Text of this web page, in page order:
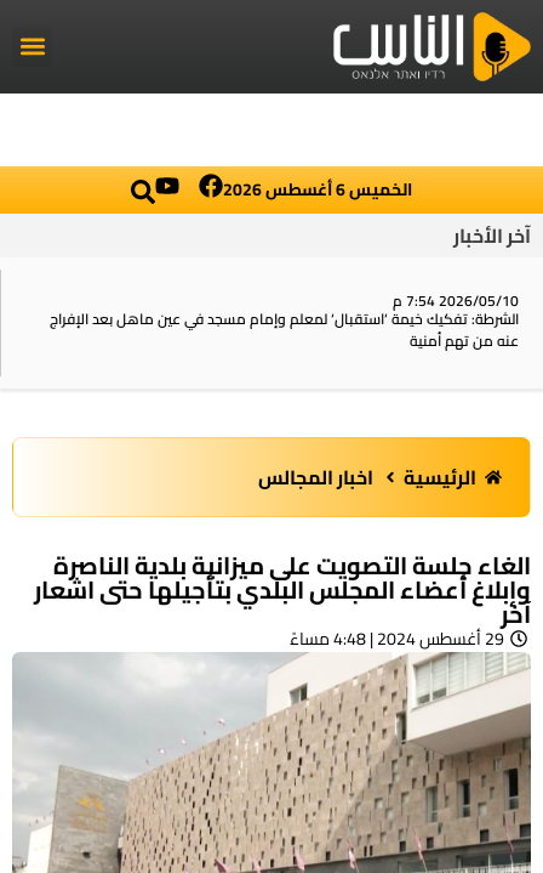
الخميس 6 أغسطس 2026
آخر الأخبار
2026/05/10 7:54 م
الشرطة: تفكيك خيمة ‘استقبال‘ لمعلم وإمام مسجد في عين ماهل بعد الإفراج
عنه من تهم أمنية
الرئيسية اخبار المجالس
الغاء جلسة التصويت على ميزانية بلدية الناصرة
وإبلاغ أعضاء المجلس البلدي بتأجيلها حتى اشعار
آخر
29 أغسطس 2024 | 4:48 مساءً